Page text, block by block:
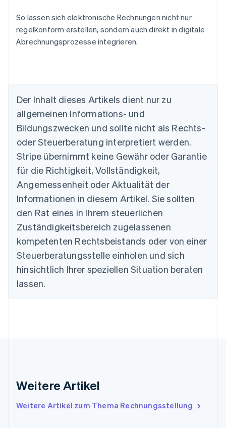
So lassen sich elektronische Rechnungen nicht nur
regelkonform erstellen, sondern auch direkt in digitale
Abrechnungsprozesse integrieren.
Der Inhalt dieses Artikels dient nur zu
allgemeinen Informations- und
Bildungszwecken und sollte nicht als Rechts-
oder Steuerberatung interpretiert werden.
Stripe übernimmt keine Gewähr oder Garantie
für die Richtigkeit, Vollständigkeit,
Angemessenheit oder Aktualität der
Informationen in diesem Artikel. Sie sollten
den Rat eines in Ihrem steuerlichen
Zuständigkeitsbereich zugelassenen
kompetenten Rechtsbeistands oder von einer
Steuerberatungsstelle einholen und sich
hinsichtlich Ihrer speziellen Situation beraten
lassen.
Weitere Artikel
Weitere Artikel zum Thema Rechnungsstellung
English
Belgien
Nederlands Français Deutsch English
Brasilien
PortuguêsEnglish
Bulgarien
Dänemark
English
Deutschland
Deutsch English
Estland
English
Festlandchina
简体中文 English
Finnland
EnglishSvenska
Frankreich
Français
Italien
Italiano English
Japan
日本語 English